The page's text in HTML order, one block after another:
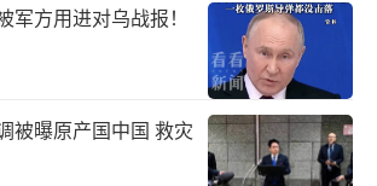
方用进对乌战报！
被曝原产国中国 救灾